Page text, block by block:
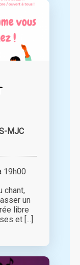
MJC
19h00
chant,
un
libre
et [...]